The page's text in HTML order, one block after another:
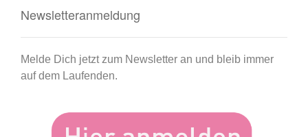
Newsletteranmeldung
Melde Dich jetzt zum Newsletter an und bleib immer
auf dem Laufenden.